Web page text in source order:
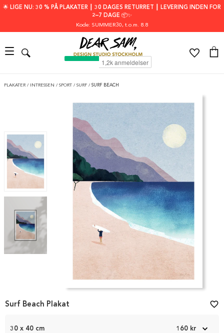
🌟 LIGE NU: 30 % PÅ PLAKATER ┃ 30 DAGES RETURRET ┃ LEVERING INDEN FOR
2–7 DAGE 📦✨
Kode: SUMMER30, t.o.m. 8.8
PLAKATER / INTRESSEN / SPORT / SURF / SURF BEACH
1
30 x 40 cm 160 kr
Surf Beach Plakat favorite_border